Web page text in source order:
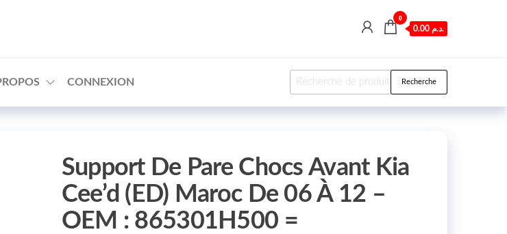
0
0.00 د.م.
CONNEXION Recherche pour : Recherche
Support De Pare Chocs Avant Kia
Cee’d (ED) Maroc De 06 À 12 –
OEM : 865301H500 =